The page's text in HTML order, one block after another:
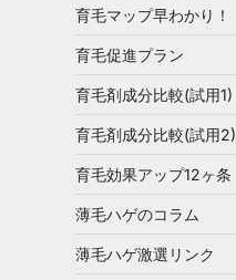
育毛マップ早わかり！
育毛促進プラン
育毛剤成分比較(試用1)
育毛剤成分比較(試用2)
育毛効果アップ12ヶ条
薄毛ハゲのコラム
薄毛ハゲ激選リンク